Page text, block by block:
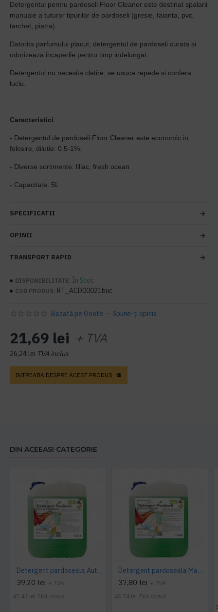
Detergentul pentru pardoseli Floor Cleaner este destinat spalarii
manuale a tuturor tipurilor de pardoseli (gresie, faianta, pvc,
tarchet, piatra).
Datorita parfumului placut, detergentul de pardoseli curata si
odorizeaza incaperile pentru timp indelungat.
Detergentul nu necesita clatire, se usuca repede si confera
luciu.
Caracteristici:
- Detergentul de pardoseli Floor Cleaner este economic in
folosire, dilutie: 0.5-1%.
- Diverse sortimente: liliac, fresh ocean
- Capacitate: 5L
SPECIFICATII
OPINII
TRANSPORT RAPID
DISPONIBILITATE: În Stoc
COD PRODUS: RT_ACD00021buc
Bazată pe 0 note. - Spune-ţi opinia
21,69 lei + TVA
26,24 lei TVA inclus
INTREABA DESPRE ACEST PRODUS
DIN ACEEASI CATEGORIE
Detergent pardoseala Automat premium AQAS
39,20 lei + TVA
47,43 lei TVA inclus
Detergent pardoseala Manual premium 5L Canistra AQAS
37,80 lei + TVA
45,74 lei TVA inclus